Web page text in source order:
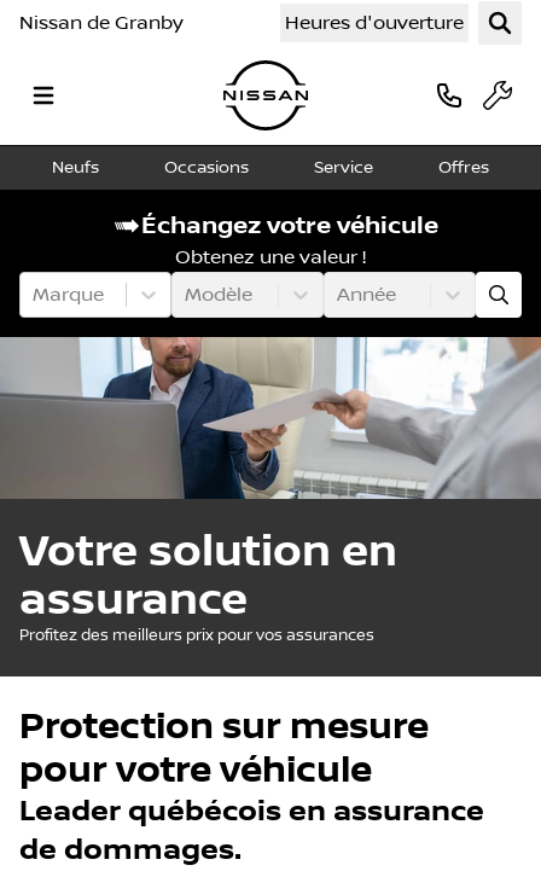
Nissan de Granby Heures d'ouverture
Neufs Occasions Service Offres
Échangez votre véhicule
Obtenez une valeur !
Marque
Modèle Année
Votre solution en
assurance
Profitez des meilleurs prix pour vos assurances
Protection sur mesure
pour votre véhicule
Leader québécois en assurance
de dommages.